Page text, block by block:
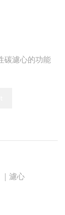
碳濾心的功能
｜濾心